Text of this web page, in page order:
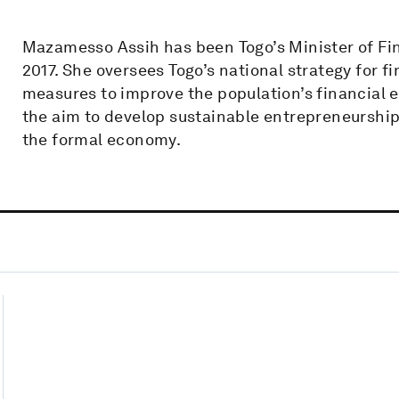
Mazamesso Assih has been Togo’s Minister of
2017. She oversees Togo’s national strategy
measures to improve the population’s
the aim to develop sustainable
the formal economy.